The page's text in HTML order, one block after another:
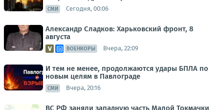
СМИ Сегодня, 00:06
Александр Сладков: Харьковский фронт, 8
августа
ВОЕНКОРЫ Вчера, 22:09
И тем не менее, продолжаются удары БПЛА по
новым целям в Павлограде
СМИ Вчера, 20:16
ВС РФ заняли западную часть Малой Токмачки